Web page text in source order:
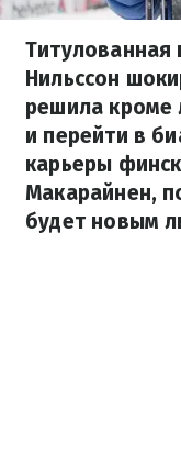
Нильссон
решила кроме
и перейти в
карьеры
Макарайнен,
будет новым